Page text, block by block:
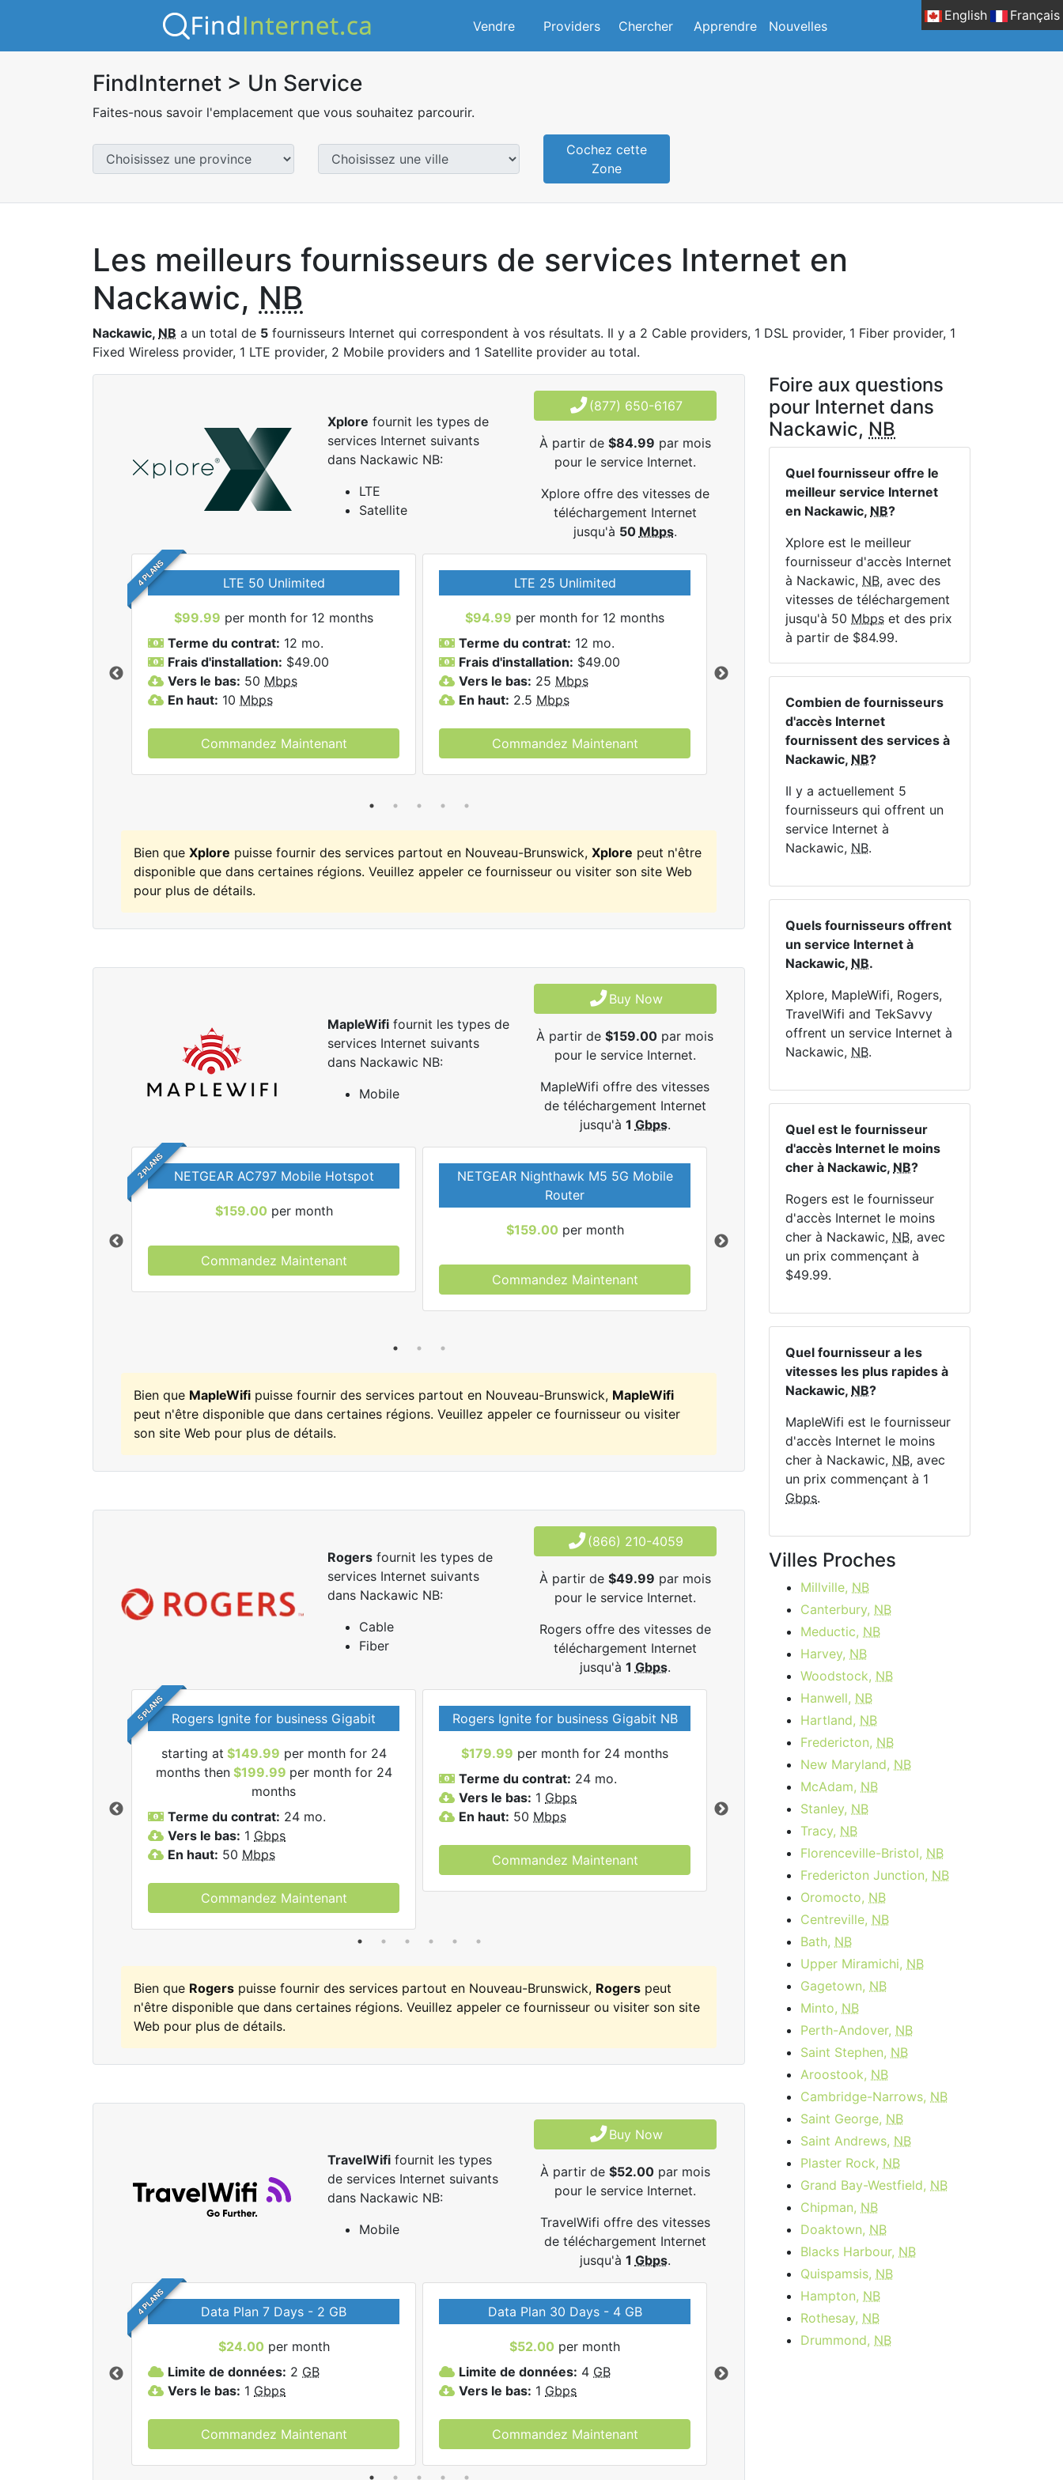
English Français
Vendre Providers Chercher Apprendre Nouvelles
FindInternet > Un Service
Faites-nous savoir l'emplacement que vous souhaitez parcourir.
Cochez cette
Zone
Les meilleurs fournisseurs de services Internet en
Nackawic, NB
Nackawic, NB a un total de 5 fournisseurs Internet qui correspondent à vos résultats. Il y a 2 Cable providers, 1 DSL provider, 1 Fiber provider, 1
Fixed Wireless provider, 1 LTE provider, 2 Mobile providers and 1 Satellite provider au total.
Xplore fournit les types de
services Internet suivants
dans Nackawic NB:
LTE
Satellite
(877) 650-6167
À partir de $84.99 par mois
pour le service Internet.
Xplore offre des vitesses de
téléchargement Internet
jusqu'à 50 Mbps.
4 PLANS LTE 50 Unlimited
$99.99 per month for 12 months
Terme du contrat: 12 mo.
Frais d'installation: $49.00
Vers le bas: 50 Mbps
En haut: 10 Mbps
Commandez Maintenant
LTE 25 Unlimited
$94.99 per month for 12 months
Terme du contrat: 12 mo.
Frais d'installation: $49.00
Vers le bas: 25 Mbps
En haut: 2.5 Mbps
Commandez Maintenant
LTE 10 Unlimited
$84.99per month for 12 months
Terme du contrat:12 mo.
Frais d'installation:$49.00
Vers le bas:10Mbps
En haut:2.5Mbps
Commandez Maintenant
Bien que Xplore puisse fournir des services partout en Nouveau-Brunswick, Xplore peut n'être
disponible que dans certaines régions. Veuillez appeler ce fournisseur ou visiter son site Web
pour plus de détails.
MapleWififournit les types de
services Internet suivants
dans Nackawic NB:
Mobile
Buy Now
À partir de$159.00 par mois
pour le service Internet.
MapleWifi offre des vitesses
de téléchargement Internet
jusqu'à 1 Gbps.
2 PLANS NETGEAR AC797 Mobile Hotspot
$159.00 per month
Commandez Maintenant
NETGEAR Nighthawk M5 5G Mobile
Router
$159.00 per month
Commandez Maintenant
Cliquez ici pour afficher tous les forfaits
Bien que MapleWifi puisse fournir des services partout en Nouveau-Brunswick, MapleWifi
peut n'être disponible que dans certaines régions. Veuillez appeler ce fournisseur ou visiter
son site Web pour plus de détails.
Rogersfournit les types de
services Internet suivants
dans Nackawic NB:
Cable
Fiber
(866) 210-4059
À partir de $49.99 par mois
pour le service Internet.
Rogers offre des vitesses de
téléchargement Internet
jusqu'à 1 Gbps.
5 PLANS Rogers Ignite for business Gigabit
starting at $149.99 per month for 24
months then$199.99 per month for 24
months
Terme du contrat: 24 mo.
Vers le bas: 1 Gbps
En haut: 50 Mbps
Commandez Maintenant
Rogers Ignite for business Gigabit NB
$179.99 per month for 24 months
Terme du contrat: 24 mo.
Vers le bas: 1 Gbps
En haut: 50 Mbps
Commandez Maintenant
Rogers Ignite Gigabit
per month
Frais d'activation:
$14.95
Frais d'installation:$49.99
Vers le bas:1Gbps
En haut:
50Mbps
Commandez Maintenant
Bien que Rogers puisse fournir des services partout en Nouveau-Brunswick, Rogers peut
n'être disponible que dans certaines régions. Veuillez appeler ce fournisseur ou visiter son site
Web pour plus de détails.
TravelWififournit les types
de services Internet suivants
dans Nackawic NB:
Mobile
Buy Now
À partir de $52.00par mois
pour le service Internet.
TravelWifi offre des vitesses
de téléchargement Internet
jusqu'à 1 Gbps.
4 PLANS Data Plan 7 Days - 2 GB
$24.00 per month
Limite de données: 2 GB
Vers le bas: 1 Gbps
Commandez Maintenant
Data Plan 30 Days - 4 GB
$52.00 per month
Limite de données: 4 GB
Vers le bas: 1 Gbps
Commandez Maintenant
Data Plan 30 Days - 8 GB
$74.00per month
Foire aux questions
pour Internet dans
Nackawic, NB
Quel fournisseur offre le
meilleur service Internet
en Nackawic, NB?
Xplore est le meilleur
fournisseur d'accès Internet
à Nackawic, NB, avec des
vitesses de téléchargement
jusqu'à 50 Mbps et des prix
à partir de $84.99.
Combien de fournisseurs
d'accès Internet
fournissent des services à
Nackawic, NB?
Il y a actuellement 5
fournisseurs qui offrent un
service Internet à
Nackawic, NB.
Quels fournisseurs offrent
un service Internet à
Nackawic, NB.
Xplore, MapleWifi, Rogers,
TravelWifi and TekSavvy
offrent un service Internet à
Nackawic, NB.
Quel est le fournisseur
d'accès Internet le moins
cher à Nackawic, NB?
Rogers est le fournisseur
d'accès Internet le moins
cher à Nackawic, NB, avec
un prix commençant à
$49.99.
Quel fournisseur a les
vitesses les plus rapides à
Nackawic, NB?
MapleWifi est le fournisseur
d'accès Internet le moins
cher à Nackawic, NB, avec
un prix commençant à 1
Gbps.
Villes Proches
Millville, NB
Canterbury, NB
Meductic, NB
Harvey, NB
Woodstock, NB
Hanwell, NB
Hartland, NB
Fredericton, NB
New Maryland, NB
McAdam, NB
Stanley, NB
Tracy, NB
Florenceville-Bristol, NB
Fredericton Junction, NB
Oromocto, NB
Centreville, NB
Bath, NB
Upper Miramichi, NB
Gagetown, NB
Minto, NB
Perth-Andover, NB
Saint Stephen, NB
Aroostook, NB
Cambridge-Narrows, NB
Saint George, NB
Saint Andrews, NB
Plaster Rock, NB
Grand Bay-Westfield, NB
Chipman, NB
Doaktown, NB
Blacks Harbour, NB
Quispamsis, NB
Hampton, NB
Rothesay, NB
Drummond, NB